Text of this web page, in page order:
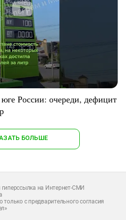
России: очереди, дефицит
БОЛЬШЕ
на Интернет-СМИ
с предварительного согласия